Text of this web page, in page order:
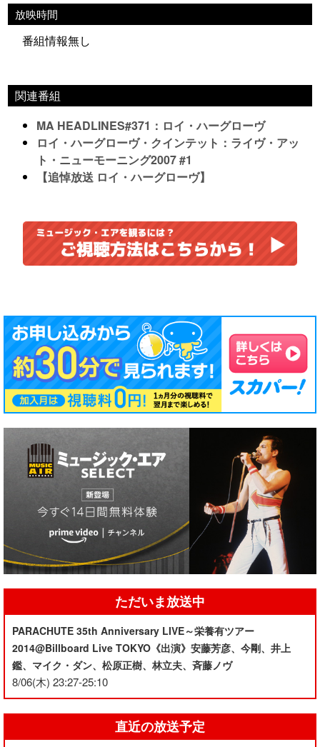
放映時間
番組情報無し
関連番組
MA HEADLINES#371：ロイ・ハーグローヴ
ロイ・ハーグローヴ・クインテット：ライヴ・アッ
ト・ニューモーニング2007 #1
【追悼放送 ロイ・ハーグローヴ】
ただいま放送中
PARACHUTE 35th Anniversary LIVE～栄養有ツアー
2014@Billboard Live TOKYO《出演》安藤芳彦、今剛、井上
鑑、マイク・ダン、松原正樹、林立夫、斉藤ノヴ
8/06(木) 23:27-25:10
直近の放送予定